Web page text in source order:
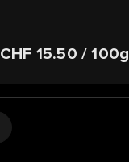
CHF 15.50 / 100g